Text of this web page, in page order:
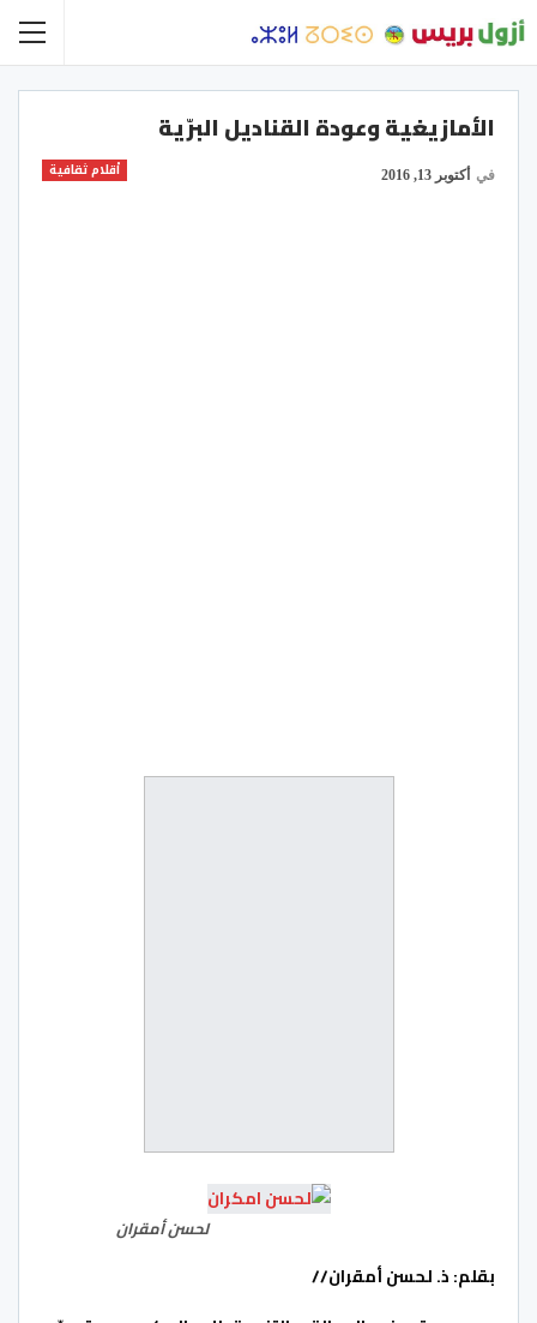
الأمازيغية وعودة القناديل البرّية
أقلام ثقافية في أكتوبر 13, 2016
لحسن أمقران
بقلم: ذ. لحسن أمقران//